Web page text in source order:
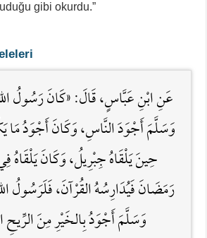
gibi okurdu.”
عَنِ ابْنِ عَبَّاسٍ، قَالَ: «كَانَ رَسُولُ
وَسَلَّمَ أَجْوَدَ النَّاسِ، وَكَانَ أَجْوَدُ
حِينَ يَلْقَاهُ جِبْرِيلُ، وَكَانَ يَلْقَاهُ
رَمَضَانَ فَيُدَارِسُهُ القُرْآنَ، فَلَرَسُولُ
وَسَلَّمَ أَجْوَدُ بِالخَيْرِ مِنَ الرِّيحِ